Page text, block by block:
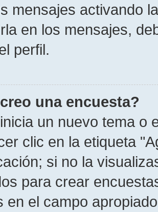
mensajes activando
en los mensajes,
perfil.
una encuesta?
un nuevo tema o
clic en la etiqueta
si no la
para crear
en el campo